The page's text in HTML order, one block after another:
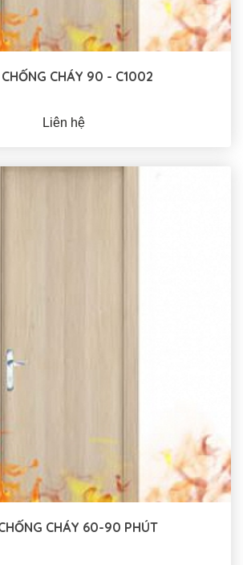
CHỐNG CHÁY 90 - C1002
Liên hệ
CHÁY 60-90 PHÚT